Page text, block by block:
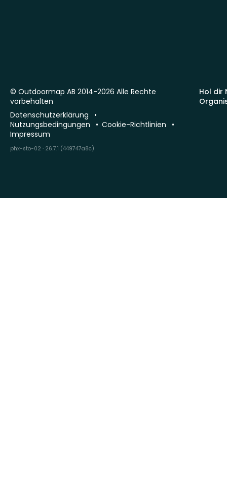
Hol dir
© Outdoormap AB 2014-2026 Alle Rechte
vorbehalten
Datenschutzerklärung
Nutzungsbedingungen
Cookie-Richtlinien
Impressum
phx-sto-02 · 26.7.1 (449747a8c)